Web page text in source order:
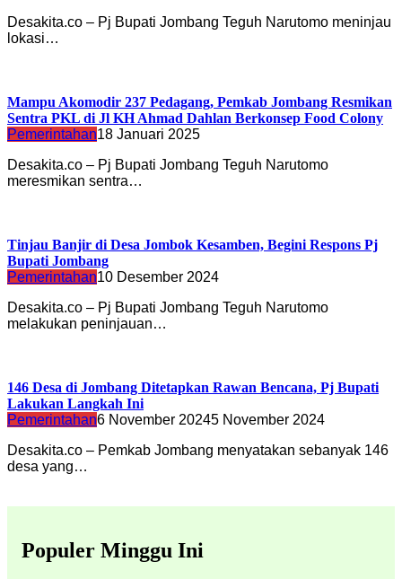
Desakita.co – Pj Bupati Jombang Teguh Narutomo meninjau
lokasi…
Mampu Akomodir 237 Pedagang, Pemkab Jombang Resmikan
Sentra PKL di Jl KH Ahmad Dahlan Berkonsep Food Colony
Pemerintahan18 Januari 2025
Desakita.co – Pj Bupati Jombang Teguh Narutomo
meresmikan sentra…
Tinjau Banjir di Desa Jombok Kesamben, Begini Respons Pj
Bupati Jombang
Pemerintahan10 Desember 2024
Desakita.co – Pj Bupati Jombang Teguh Narutomo
melakukan peninjauan…
146 Desa di Jombang Ditetapkan Rawan Bencana, Pj Bupati
Lakukan Langkah Ini
Pemerintahan6 November 20245 November 2024
Desakita.co – Pemkab Jombang menyatakan sebanyak 146
desa yang…
Populer Minggu Ini